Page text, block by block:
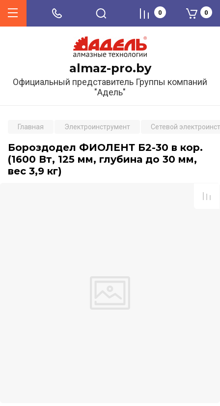
almaz-pro.by
Официальный представитель Группы компаний
"Адель"
0 0
Главная Электроинструмент Сетевой
Бороздодел ФИОЛЕНТ Б2-30 в кор.
(1600 Вт, 125 мм, глубина до 30 мм,
вес 3,9 кг)